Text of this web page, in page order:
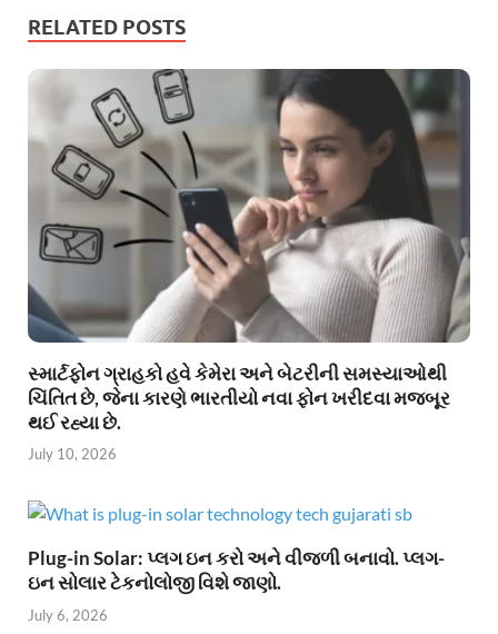
RELATED POSTS
સ્માર્ટફોન ગ્રાહકો હવે કેમેરા અને બેટરીની સમસ્યાઓથી
ચિંતિત છે, જેના કારણે ભારતીયો નવા ફોન ખરીદવા મજબૂર
થઈ રહ્યા છે.
July 10, 2026
Plug-in Solar: પ્લગ ઇન કરો અને વીજળી બનાવો. પ્લગ-
ઇન સોલાર ટેકનોલોજી વિશે જાણો.
July 6, 2026